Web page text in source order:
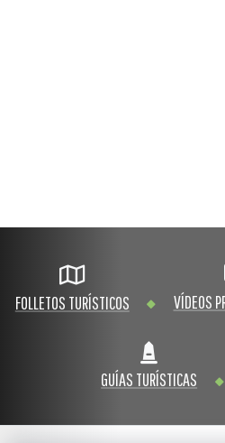
FOLLETOS TURÍSTICOS VÍDEOS
GUÍAS TURÍSTICAS